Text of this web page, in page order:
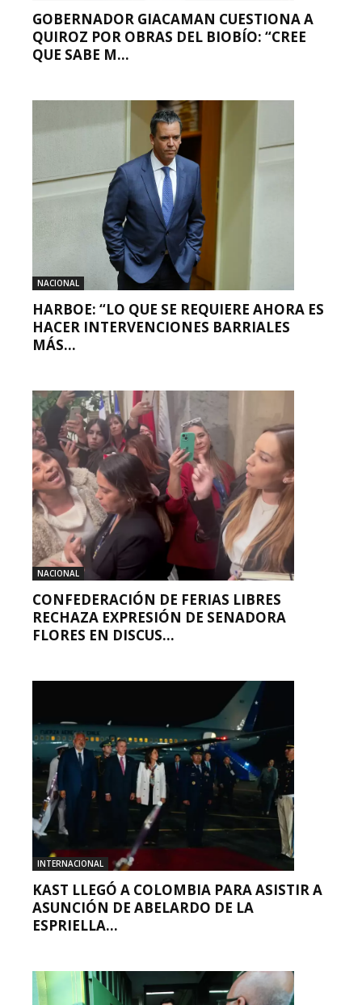
GOBERNADOR GIACAMAN CUESTIONA A
QUIROZ POR OBRAS DEL BIOBÍO: “CREE
QUE SABE M...
NACIONAL
HARBOE: “LO QUE SE REQUIERE AHORA ES
HACER INTERVENCIONES BARRIALES
MÁS...
NACIONAL
CONFEDERACIÓN DE FERIAS LIBRES
RECHAZA EXPRESIÓN DE SENADORA
FLORES EN DISCUS...
INTERNACIONAL
KAST LLEGÓ A COLOMBIA PARA ASISTIR A
ASUNCIÓN DE ABELARDO DE LA
ESPRIELLA...